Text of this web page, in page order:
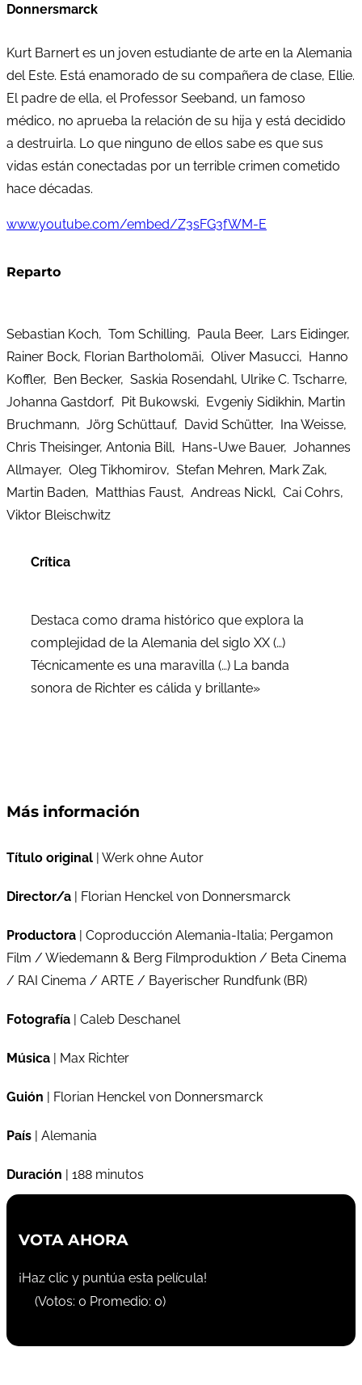
Donnersmarck
Kurt Barnert es un joven estudiante de arte en la Alemania
del Este. Está enamorado de su compañera de clase, Ellie.
El padre de ella, el Professor Seeband, un famoso
médico, no aprueba la relación de su hija y está decidido
a destruirla. Lo que ninguno de ellos sabe es que sus
vidas están conectadas por un terrible crimen cometido
hace décadas.
www.youtube.com/embed/Z3sFG3fWM-E
Reparto
Sebastian Koch, Tom Schilling, Paula Beer, Lars Eidinger,
Rainer Bock, Florian Bartholomäi, Oliver Masucci, Hanno
Koffler, Ben Becker, Saskia Rosendahl, Ulrike C. Tscharre,
Johanna Gastdorf, Pit Bukowski, Evgeniy Sidikhin, Martin
Bruchmann, Jörg Schüttauf, David Schütter, Ina Weisse,
Chris Theisinger, Antonia Bill, Hans-Uwe Bauer, Johannes
Allmayer, Oleg Tikhomirov, Stefan Mehren, Mark Zak,
Martin Baden, Matthias Faust, Andreas Nickl, Cai Cohrs,
Viktor Bleischwitz
Crítica
Destaca como drama histórico que explora la
complejidad de la Alemania del siglo XX (…)
Técnicamente es una maravilla (…) La banda
sonora de Richter es cálida y brillante»
Más información
Título original | Werk ohne Autor
Director/a | Florian Henckel von Donnersmarck
Productora | Coproducción Alemania-Italia; Pergamon
Film / Wiedemann & Berg Filmproduktion / Beta Cinema
/ RAI Cinema / ARTE / Bayerischer Rundfunk (BR)
Fotografía | Caleb Deschanel
Música | Max Richter
Guión | Florian Henckel von Donnersmarck
País | Alemania
Duración | 188 minutos
VOTA AHORA
¡Haz clic y puntúa esta película!
(Votos: 0 Promedio: 0)